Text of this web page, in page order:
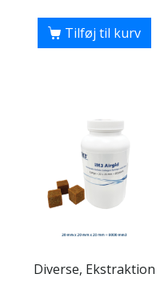
Tilføj til kurv
Diverse, Ekstraktion